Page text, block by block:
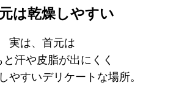
は乾燥しやすい
実は、首元は
と汗や皮脂が出にくく
やすいデリケートな場所。